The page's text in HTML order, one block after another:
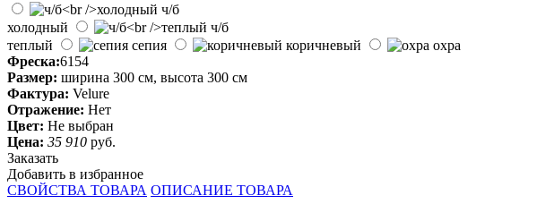
ч/б
холодный
ч/б
теплый
сепия коричневый
охра
Фреска:6154
Размер: ширина 300 см, высота 300 см
Фактура: Velure
Отражение: Нет
Цвет: Не выбран
Цена: 35 910 руб.
Заказать
Добавить в избранное
СВОЙСТВА ТОВАРА ОПИСАНИЕ ТОВАРА